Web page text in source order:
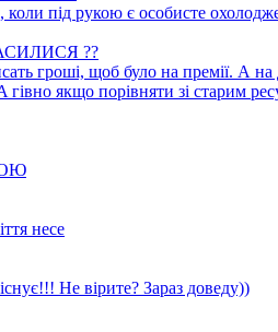
коли під рукою є особисте
??
гроші, щоб було на премії. А
якщо порiвняти зi старим
несе
Не вірите? Зараз доведу))